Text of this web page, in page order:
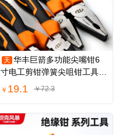
天 华丰巨箭多功能尖嘴钳6
寸电工剪钳弹簧尖咀钳工具8
寸尖头手工钳子
￥ 19.1 ￥72.3